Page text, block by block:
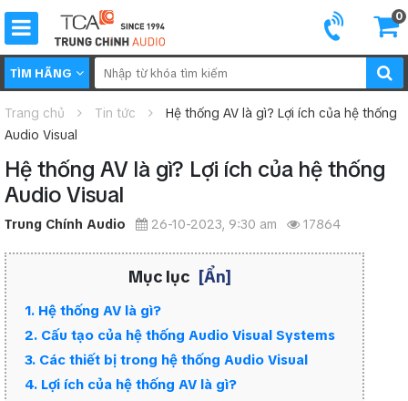
0
TÌM HÃNG
Trang chủ Tin tức
Hệ thống AV là gì? Lợi ích của hệ thống
Audio Visual
Hệ thống AV là gì? Lợi ích của hệ thống
Audio Visual
Trung Chính Audio 26-10-2023, 9:30 am 17864
Mục lục [Ẩn]
1. Hệ thống AV là gì?
2. Cấu tạo của hệ thống Audio Visual Systems
3. Các thiết bị trong hệ thống Audio Visual
4. Lợi ích của hệ thống AV là gì?